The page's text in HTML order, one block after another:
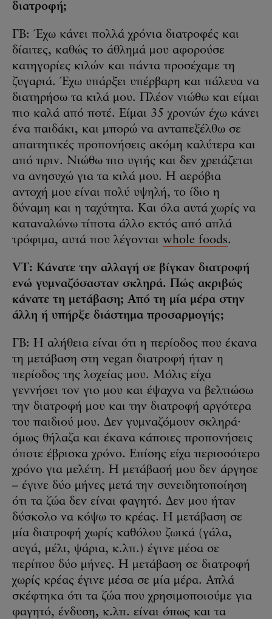
διατροφή;
ΓΒ: Έχω κάνει πολλά χρόνια διατροφές και
δίαιτες, καθώς το άθλημά μου αφορούσε
κατηγορίες κιλών και πάντα προσέχαμε τη
ζυγαριά. Έχω υπάρξει υπέρβαρη και πάλευα να
διατηρήσω τα κιλά μου. Πλέον νιώθω και είμαι
πιο καλά από ποτέ. Είμαι 35 χρονών έχω κάνει
ένα παιδάκι, και μπορώ να ανταπεξέλθω σε
απαιτητικές προπονήσεις ακόμη καλύτερα και
από πριν. Νιώθω πιο υγιής και δεν χρειάζεται
να ανησυχώ για τα κιλά μου. Η αερόβια
αντοχή μου είναι πολύ υψηλή, το ίδιο η
δύναμη και η ταχύτητα. Και όλα αυτά χωρίς να
καταναλώνω τίποτα άλλο εκτός από απλά
τρόφιμα, αυτά που λέγονται whole foods.
VT: Κάνατε την αλλαγή σε βίγκαν διατροφή
ενώ γυμναζόσασταν σκληρά. Πώς ακριβώς
κάνατε τη μετάβαση; Από τη μία μέρα στην
άλλη ή υπήρξε διάστημα προσαρμογής;
ΓΒ: Η αλήθεια είναι ότι η περίοδος που έκανα
τη μετάβαση στη vegan διατροφή ήταν η
περίοδος της λοχείας μου. Μόλις είχα
γεννήσει τον γιο μου και έψαχνα να βελτιώσω
την διατροφή μου και την διατροφή αργότερα
του παιδιού μου. Δεν γυμναζόμουν σκληρά·
όμως θήλαζα και έκανα κάποιες προπονήσεις
όποτε έβρισκα χρόνο. Επίσης είχα περισσότερο
χρόνο για μελέτη. Η μετάβασή μου δεν άργησε
– έγινε δύο μήνες μετά την συνειδητοποίηση
ότι τα ζώα δεν είναι φαγητό. Δεν μου ήταν
δύσκολο να κόψω το κρέας. Η μετάβαση σε
μία διατροφή χωρίς καθόλου ζωικά (γάλα,
αυγά, μέλι, ψάρια, κ.λπ.) έγινε μέσα σε
περίπου δύο μήνες. Η μετάβαση σε διατροφή
χωρίς κρέας έγινε μέσα σε μία μέρα. Απλά
σκέφτηκα ότι τα ζώα που χρησιμοποιούμε για
φαγητό, ένδυση, κ.λπ. είναι όπως και τα